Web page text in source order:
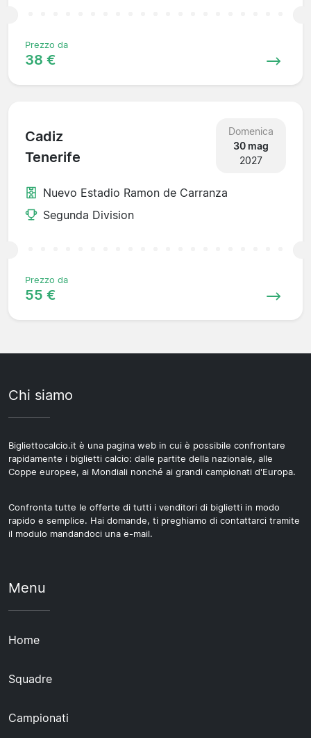
Prezzo da
38 €
Cadiz
Tenerife
Domenica
30 mag
2027
Nuevo Estadio Ramon de Carranza
Segunda Division
Prezzo da
55 €
Chi siamo
Bigliettocalcio.it è una pagina web in cui è possibile confrontare
rapidamente i biglietti calcio: dalle partite della nazionale, alle
Coppe europee, ai Mondiali nonché ai grandi campionati d'Europa.
Confronta tutte le offerte di tutti i venditori di biglietti in modo
rapido e semplice. Hai domande, ti preghiamo di contattarci tramite
il modulo mandandoci una e-mail.
Menu
Home
Squadre
Campionati